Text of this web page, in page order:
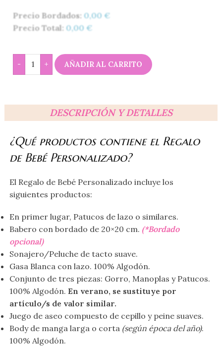
Precio Bordados: 0,00 €
Precio Total: 0,00 €
- + AÑADIR AL CARRITO
DESCRIPCIÓN Y DETALLES
¿Qué productos contiene el Regalo
de Bebé Personalizado?
El Regalo de Bebé Personalizado incluye los
siguientes productos:
En primer lugar, Patucos de lazo o similares.
Babero con bordado de 20×20 cm. (*Bordado
opcional)
Sonajero/Peluche de tacto suave.
Gasa Blanca con lazo. 100% Algodón.
Conjunto de tres piezas: Gorro, Manoplas y Patucos.
100% Algodón. En verano, se sustituye por
artículo/s de valor similar.
Juego de aseo compuesto de cepillo y peine suaves.
Body de manga larga o corta (según época del año).
100% Algodón.